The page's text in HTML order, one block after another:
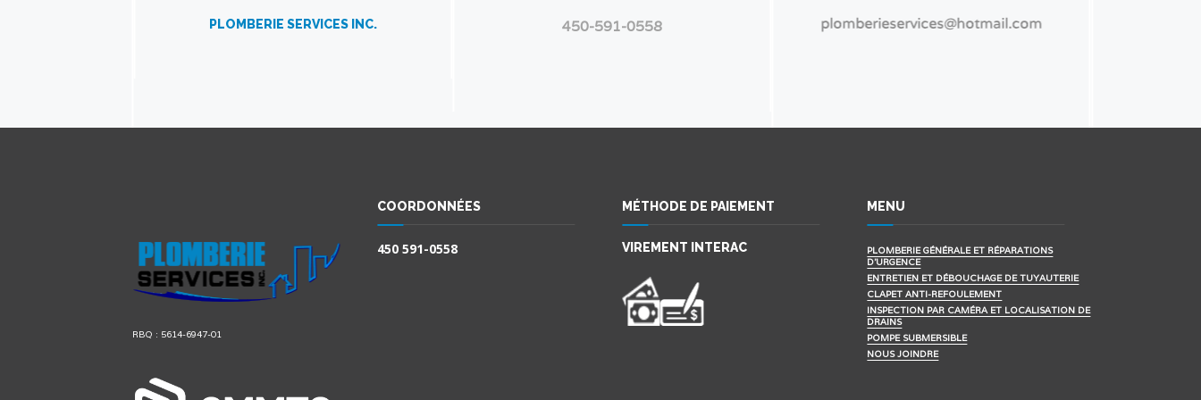
PLOMBERIE SERVICES INC. 450-591-0558
RBQ : 5614-6947-01
COORDONNÉES
450 591-0558
MÉTHODE DE PAIEMENT
VIREMENT INTERAC
MENU
PLOMBERIE GÉNÉRALE ET RÉPARATIONS
D'URGENCE
ENTRETIEN ET DÉBOUCHAGE DE TUYAUTERIE
CLAPET ANTI-REFOULEMENT
INSPECTION PAR CAMÉRA ET LOCALISATION DE
DRAINS
POMPE SUBMERSIBLE
NOUS JOINDRE